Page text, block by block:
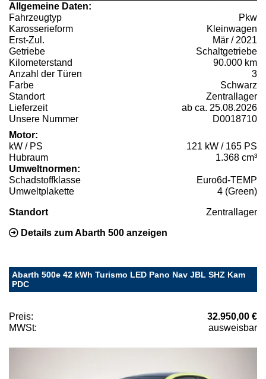
Allgemeine Daten:
Fahrzeugtyp
Pkw
Karosserieform
Kleinwagen
Erst-Zul.
Mär / 2021
Getriebe
Schaltgetriebe
Kilometerstand
90.000 km
Anzahl der Türen
3
Farbe
Schwarz
Standort
Zentrallager
Lieferzeit
ab ca. 25.08.2026
Unsere Nummer
D0018710
Motor:
kW / PS
121 kW / 165 PS
Hubraum
1.368 cm³
Umweltnormen:
Schadstoffklasse
Euro6d-TEMP
Umweltplakette
4 (Green)
Standort Zentrallager
Details zum Abarth 500 anzeigen
Abarth 500e 42 kWh Turismo LED Pano Nav JBL SHZ Kam
PDC
Preis:
32.950,00 €
MWSt:
ausweisbar